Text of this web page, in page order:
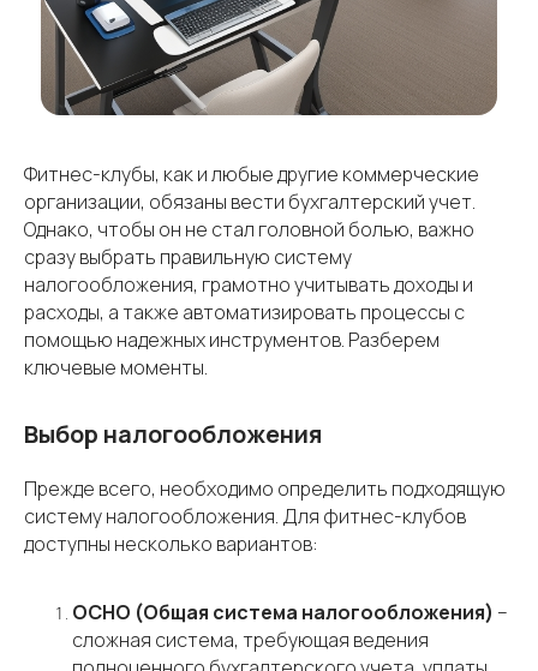
Фитнес-клубы, как и любые другие коммерческие
организации, обязаны вести бухгалтерский учет.
Однако, чтобы он не стал головной болью, важно
сразу выбрать правильную систему
налогообложения, грамотно учитывать доходы и
расходы, а также автоматизировать процессы с
помощью надежных инструментов. Разберем
ключевые моменты.
Выбор налогообложения
Прежде всего, необходимо определить подходящую
систему налогообложения. Для фитнес-клубов
доступны несколько вариантов:
ОСНО (Общая система налогообложения) –
сложная система, требующая ведения